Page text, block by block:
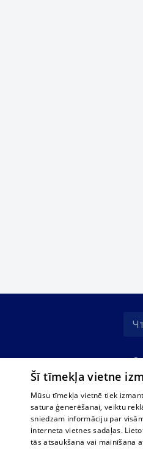
О
Šī tīmekļa vietne
Mūsu tīmekļa vietnē tiek
satura ģenerēšanai, veiktu
sniedzam informāciju par
interneta vietnes sadaļas.
tās atsaukšana vai mainīšana